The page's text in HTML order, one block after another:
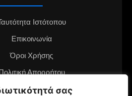
σας
Ιστότοπου
Επικοινωνία
Όροι Χρήσης
Απορρήτου
στο notianea.gr